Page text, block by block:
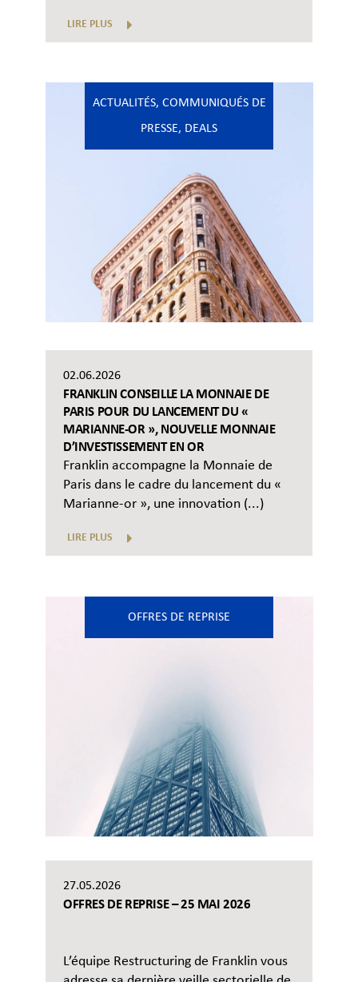
LIRE PLUS
ACTUALITÉS, COMMUNIQUÉS DE
PRESSE, DEALS
02.06.2026
FRANKLIN CONSEILLE LA MONNAIE DE
PARIS POUR DU LANCEMENT DU «
MARIANNE-OR », NOUVELLE MONNAIE
D’INVESTISSEMENT EN OR
Franklin accompagne la Monnaie de
Paris dans le cadre du lancement du «
Marianne-or », une innovation (...)
LIRE PLUS
OFFRES DE REPRISE
27.05.2026
OFFRES DE REPRISE – 25 MAI 2026
L’équipe Restructuring de Franklin vous